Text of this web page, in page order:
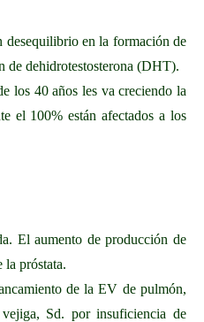
desequilibrio en la formación de
de dehidrotestosterona (DHT).
los 40 años les va creciendo la
el 100% están afectados a los
El aumento de producción de
próstata.
de la EV de pulmón,
Sd. por insuficiencia de